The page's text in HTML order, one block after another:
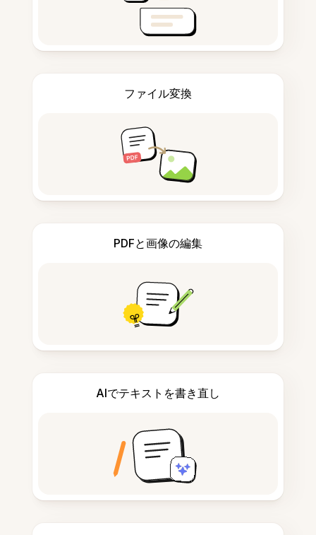
ファイル変換
PDFと画像の編集
AIでテキストを書き直し